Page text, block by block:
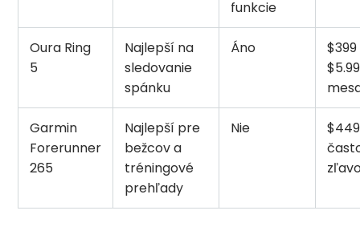
funkcie
Oura Ring
5
Najlepší na
sledovanie
spánku
Áno
$5.99
Garmin
Forerunner
265
Najlepší pre
bežcov a
tréningové
prehľady
Nie